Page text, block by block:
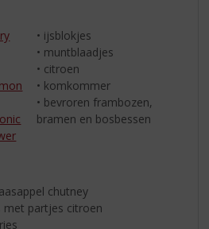
• ijsblokjes
• muntblaadjes
• citroen
• komkommer
• bevroren frambozen,
bramen en bosbessen
chutney
met partjes citroen